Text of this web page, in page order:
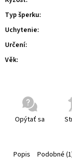
Opýtať sa
Typ šperku:
Uchytenie:
Určení:
Věk:
Popis Podobné